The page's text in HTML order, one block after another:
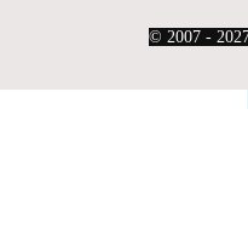
© 2007 -